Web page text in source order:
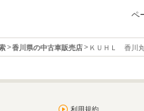
ペ
香川県の中古車販売店 ＫＵＨＬ 香川
利用規約